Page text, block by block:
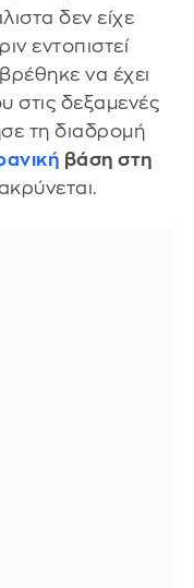
δεν είχε
εντοπιστεί
να έχει
στις δεξαμενές
τη διαδρομή
βάση στη